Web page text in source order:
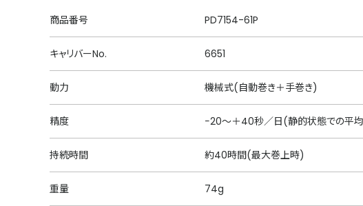
商品番号 PD7154-61P
キャリバーNo. 6651
動力 機械式(自動巻き＋手巻き)
精度 −20～＋40秒／日(静的状態での平
持続時間 約40時間(最大巻上時)
重量 74g